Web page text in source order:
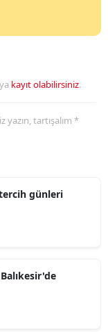
kayıt olabilirsiniz.
tartışalım *
günleri